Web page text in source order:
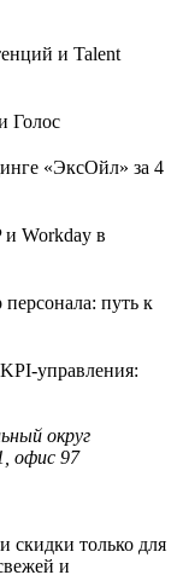
и Talent
Голос
«ЭксОйл» за 4
Workday в
путь к
управления:
округ
офис 97
скидки только для
и